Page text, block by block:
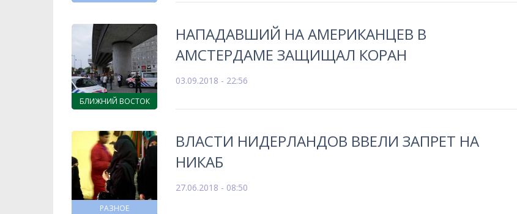
БЛИЖНИЙ ВОСТОК
НАПАДАВШИЙ НА АМЕРИКАНЦЕВ В
АМСТЕРДАМЕ ЗАЩИЩАЛ КОРАН
03.09.2018 - 22:56
РАЗНОЕ
ВЛАСТИ НИДЕРЛАНДОВ ВВЕЛИ ЗАПРЕТ НА
НИКАБ
27.06.2018 - 08:50